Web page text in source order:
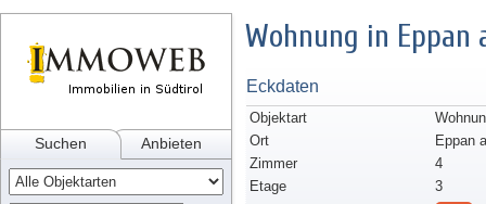
Suchen Anbieten
Wohnung in
Eckdaten
Objektart
Ort
Eppan
Zimmer
4
Etage
3